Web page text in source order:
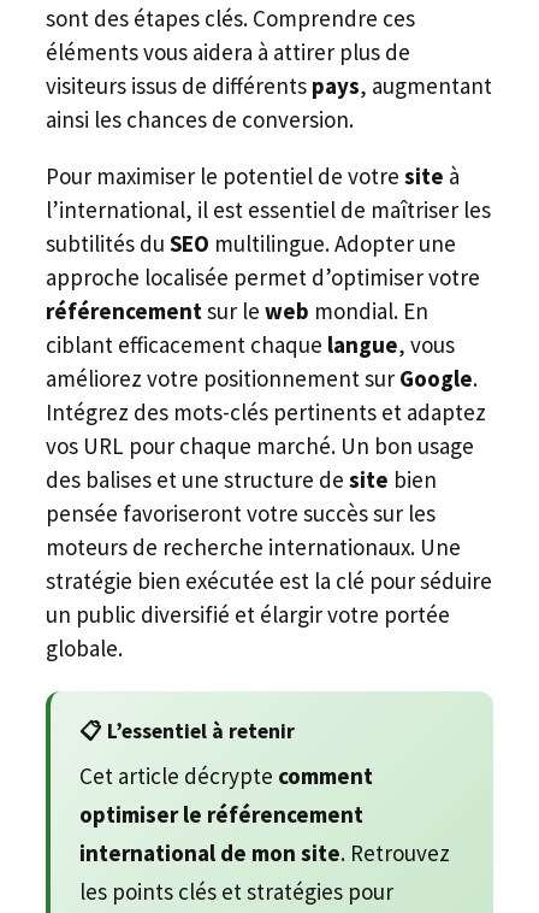
sont des étapes clés. Comprendre ces
éléments vous aidera à attirer plus de
visiteurs issus de différents pays, augmentant
ainsi les chances de conversion.
Pour maximiser le potentiel de votre site à
l’international, il est essentiel de maîtriser les
subtilités du SEO multilingue. Adopter une
approche localisée permet d’optimiser votre
référencement sur le web mondial. En
ciblant efficacement chaque langue, vous
améliorez votre positionnement sur Google.
Intégrez des mots-clés pertinents et adaptez
vos URL pour chaque marché. Un bon usage
des balises et une structure de site bien
pensée favoriseront votre succès sur les
moteurs de recherche internationaux. Une
stratégie bien exécutée est la clé pour séduire
un public diversifié et élargir votre portée
globale.
📋 L’essentiel à retenir
Cet article décrypte comment
optimiser le référencement
international de mon site. Retrouvez
les points clés et stratégies pour